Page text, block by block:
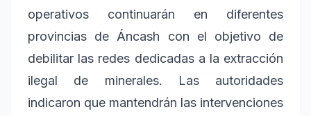
operativos continuarán en diferentes
provincias de Áncash con el objetivo de
debilitar las redes dedicadas a la extracción
ilegal de minerales. Las autoridades
indicaron que mantendrán las intervenciones